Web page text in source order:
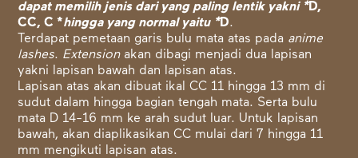
dapat memilih jenis dari yang paling lentik yakni *D,
CC, C *hingga yang normal yaitu *D.
Terdapat pemetaan garis bulu mata atas pada anime
lashes. Extensionakan dibagi menjadi dua lapisan
yakni lapisan bawah dan lapisan atas.
Lapisan atas akan dibuat ikal CC 11 hingga 13 mm di
sudut dalam hingga bagian tengah mata. Serta bulu
mata D 14-16 mm ke arah sudut luar. Untuk lapisan
bawah, akan diaplikasikan CC mulai dari 7 hingga 11
mm mengikuti lapisan atas.